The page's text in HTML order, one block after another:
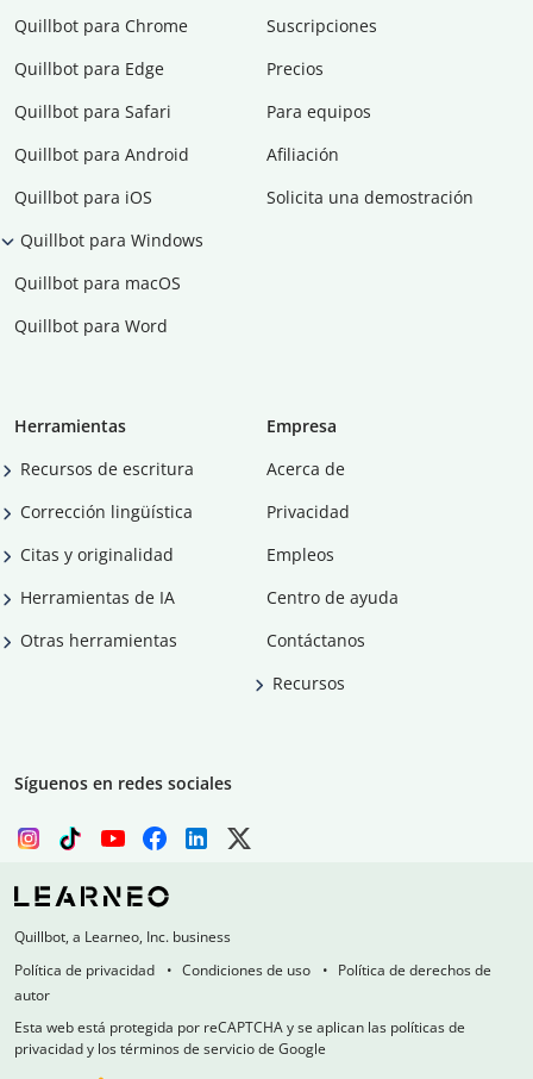
Quillbot para Chrome
Quillbot para Edge
Quillbot para Safari
Quillbot para Android
Quillbot para iOS
Quillbot para Windows
Quillbot para macOS
Quillbot para Word
Suscripciones
Precios
Para equipos
Afiliación
Solicita una demostración
Herramientas
Recursos de escritura
Corrección lingüística
Citas y originalidad
Herramientas de IA
Otras herramientas
Empresa
Acerca de
Privacidad
Empleos
Centro de ayuda
Contáctanos
Recursos
Síguenos en redes sociales
Quillbot, a Learneo, Inc. business
Política de privacidad
Condiciones de uso
Política de derechos de
autor
Esta web está protegida por reCAPTCHA y se aplican las políticas de
privacidad y los términos de servicio de Google